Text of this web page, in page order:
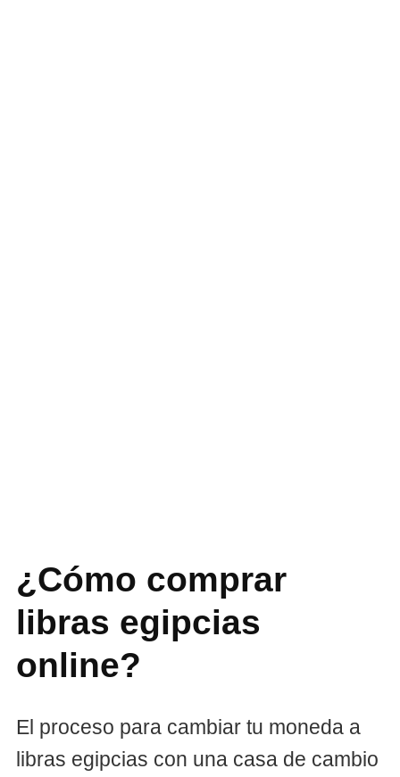
¿Cómo comprar
libras egipcias
online?
El proceso para cambiar tu moneda a
libras egipcias con una casa de cambio